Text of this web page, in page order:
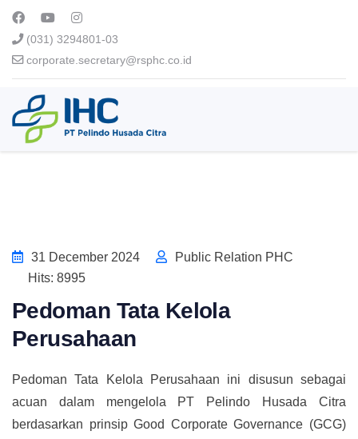
(031) 3294801-03
corporate.secretary@rsphc.co.id
31 December 2024
Public Relation PHC
Hits: 8995
Pedoman Tata Kelola
Perusahaan
Pedoman Tata Kelola Perusahaan ini disusun sebagai
acuan dalam mengelola PT Pelindo Husada Citra
berdasarkan prinsip Good Corporate Governance (GCG)